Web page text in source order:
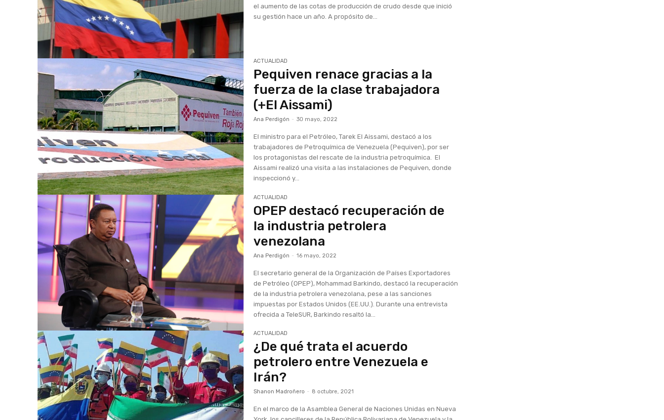
el aumento de las cotas de producción de crudo desde que inició
su gestión hace un año. A propósito de...
ACTUALIDAD
Pequiven renace gracias a la
fuerza de la clase trabajadora
(+El Aissami)
Ana Perdigón - 30 mayo, 2022
El ministro para el Petróleo, Tarek El Aissami, destacó a los
trabajadores de Petroquímica de Venezuela (Pequiven), por ser
los protagonistas del rescate de la industria petroquímica. El
Aissami realizó una visita a las instalaciones de Pequiven, donde
inspeccionó y...
ACTUALIDAD
OPEP destacó recuperación de
la industria petrolera
venezolana
Ana Perdigón - 16 mayo, 2022
El secretario general de la Organización de Países Exportadores
de Petróleo (OPEP), Mohammad Barkindo, destacó la recuperación
de la industria petrolera venezolana, pese a las sanciones
impuestas por Estados Unidos (EE.UU.). Durante una entrevista
ofrecida a TeleSUR, Barkindo resaltó la...
ACTUALIDAD
¿De qué trata el acuerdo
petrolero entre Venezuela e
Irán?
Shanon Madroñero - 8 octubre, 2021
En el marco de la Asamblea General de Naciones Unidas en Nueva